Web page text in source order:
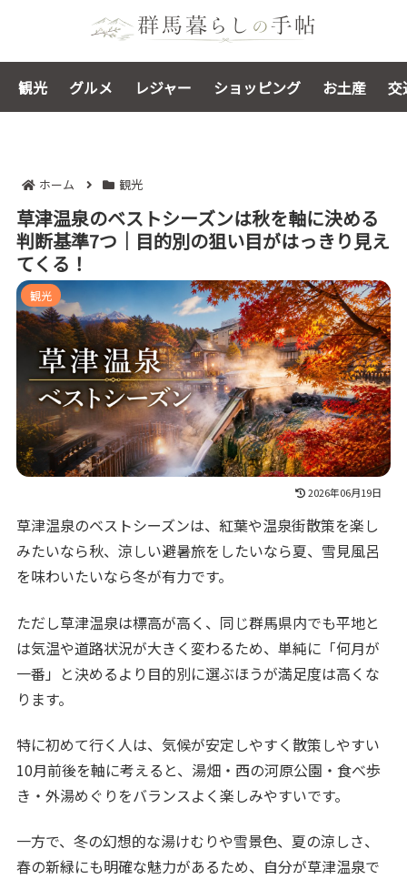
観光 グルメ レジャー ショッピング お土産 交
ホーム 観光
草津温泉のベストシーズンは秋を軸に決める
判断基準7つ｜目的別の狙い目がはっきり見え
てくる！
観光
2026年06月19日
草津温泉のベストシーズンは、紅葉や温泉街散策を楽し
みたいなら秋、涼しい避暑旅をしたいなら夏、雪見風呂
を味わいたいなら冬が有力です。
ただし草津温泉は標高が高く、同じ群馬県内でも平地と
は気温や道路状況が大きく変わるため、単純に「何月が
一番」と決めるより目的別に選ぶほうが満足度は高くな
ります。
特に初めて行く人は、気候が安定しやすく散策しやすい
10月前後を軸に考えると、湯畑・西の河原公園・食べ歩
き・外湯めぐりをバランスよく楽しみやすいです。
一方で、冬の幻想的な湯けむりや雪景色、夏の涼しさ、
春の新緑にも明確な魅力があるため、自分が草津温泉で